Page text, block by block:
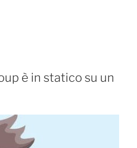
è in statico su un